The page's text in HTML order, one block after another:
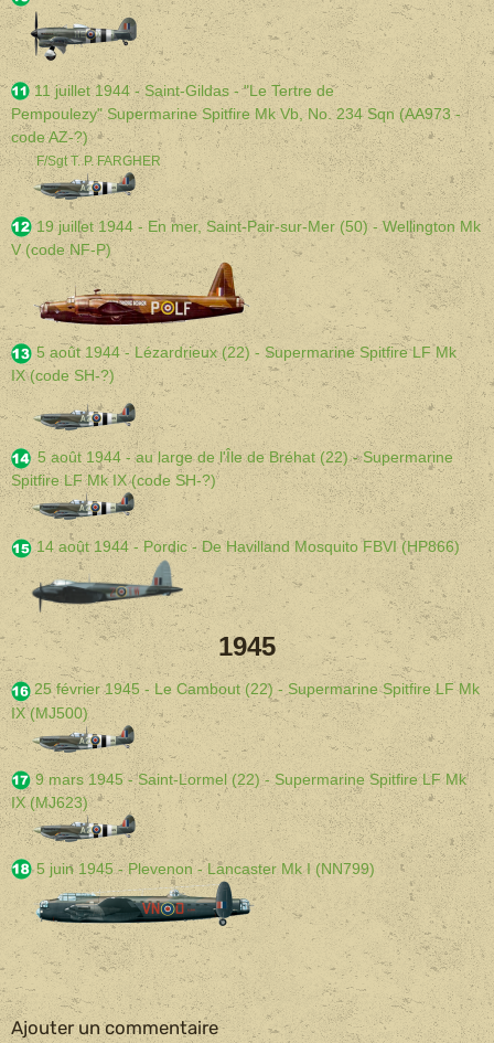
11 juillet 1944 - Saint-Gildas - "Le Tertre de
Pempoulezy" Supermarine Spitfire Mk Vb, No. 234 Sqn (AA973 -
code AZ-?)
F/Sgt T. P. FARGHER
19 juillet 1944 - En mer, Saint-Pair-sur-Mer (50) - Wellington Mk
V (code NF-P)
5 août 1944 - Lézardrieux (22) - Supermarine Spitfire LF Mk
IX (code SH-?)
5 août 1944 - au large de l'Île de Bréhat (22) - Supermarine
Spitfire LF Mk IX (code SH-?)
14 août 1944 - Pordic - De Havilland Mosquito FBVI (HP866)
1945
25 février 1945 - Le Cambout (22) - Supermarine Spitfire LF Mk
IX (MJ500)
9 mars 1945 - Saint-Lormel (22) - Supermarine Spitfire LF Mk
IX (MJ623)
5 juin 1945 - Plevenon - Lancaster Mk I (NN799)
Ajouter un commentaire